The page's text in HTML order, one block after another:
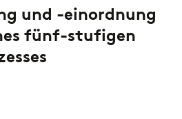
und -einordnung
fünf-stufigen